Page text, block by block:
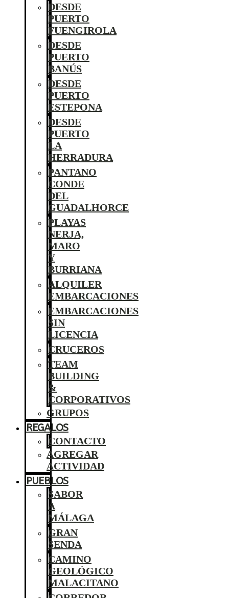
DESDE
PUERTO
FUENGIROLA
DESDE
PUERTO
BANÚS
DESDE
PUERTO
ESTEPONA
DESDE
PUERTO
LA
HERRADURA
PANTANO
CONDE
DEL
GUADALHORCE
PLAYAS
NERJA,
MARO
Y
BURRIANA
ALQUILER
EMBARCACIONES
EMBARCACIONES
SIN
LICENCIA
CRUCEROS
TEAM
BUILDING
&
CORPORATIVOS
GRUPOS
REGALOS
CONTACTO
AGREGAR
ACTIVIDAD
PUEBLOS
SABOR
A
MÁLAGA
GRAN
SENDA
CAMINO
GEOLÓGICO
MALACITANO